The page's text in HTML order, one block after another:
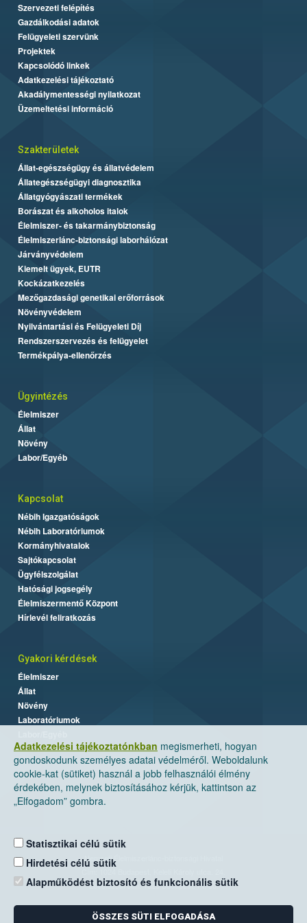
Adatkezelési tájékoztatónkban megismerheti, hogyan
gondoskodunk személyes adatai védelméről. Weboldalunk
cookie-kat (sütiket) használ a jobb felhasználói élmény
érdekében, melynek biztosításához kérjük, kattintson az
„Elfogadom” gombra.
Statisztikai célú sütik
Hirdetési célú sütik
Alapműködést biztosító és funkcionális sütik
ÖSSZES SÜTI ELFOGADÁSA
Szervezeti felépítés
Gazdálkodási adatok
Felügyeleti szervünk
Projektek
Kapcsolódó linkek
Adatkezelési tájékoztató
Akadálymentességi nyilatkozat
Üzemeltetési információ
Szakterületek
Állat-egészségügy és állatvédelem
Állategészségügyi diagnosztika
Állatgyógyászati termékek
Borászat és alkoholos italok
Élelmiszer- és takarmánybiztonság
Élelmiszerlánc-biztonsági laborhálózat
Járványvédelem
Kiemelt ügyek, EUTR
Kockázatkezelés
Mezőgazdasági genetikai erőforrások
Növényvédelem
Nyilvántartási és Felügyeleti Díj
Rendszerszervezés és felügyelet
Termékpálya-ellenőrzés
Ügyintézés
Élelmiszer
Állat
Növény
Labor/Egyéb
Kapcsolat
Nébih Igazgatóságok
Nébih Laboratóriumok
Kormányhivatalok
Sajtókapcsolat
Ügyfélszolgálat
Hatósági jogsegély
Élelmiszermentő Központ
Hírlevél feliratkozás
Gyakori kérdések
Élelmiszer
Állat
Növény
Laboratóriumok
Nemzeti Élelmiszerlánc-biztonsági Hivatal
Levelezési cím: 1525 Budapest. Pf. 30.